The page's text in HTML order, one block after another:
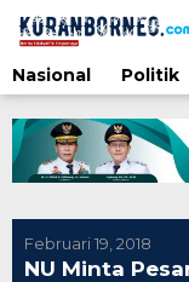
konten
Nasional
Politik
Februari 19, 2018
NU Minta